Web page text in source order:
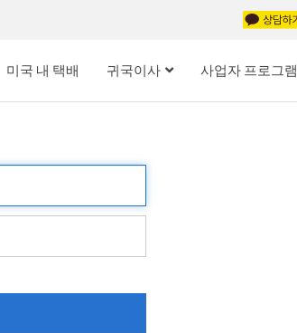
미국 내 택배 귀국이사 사업자 프로그램